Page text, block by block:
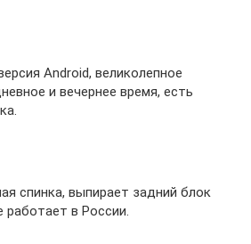
Android, великолепное
и вечернее время, есть
спинка, выпирает задний блок
в России.